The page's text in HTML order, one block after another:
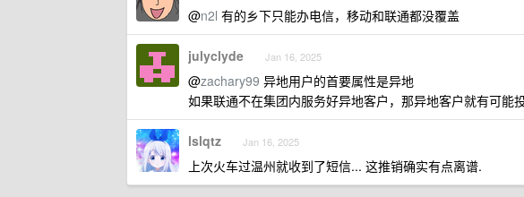
@n2l 有的乡下只能办电信，移动和联通都没覆盖
julyclyde Jan 16, 2025
@zachary99 异地用户的首要属性是异地
如果联通不在集团内服务好异地客户，那异地客户就有可能
lslqtz Jan 16, 2025
上次火车过温州就收到了短信... 这推销确实有点离谱.